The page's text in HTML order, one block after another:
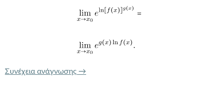
Συνέχεια ανάγνωσης ΚΑΝΟΝΕΣ DE L HOSPITAL
→